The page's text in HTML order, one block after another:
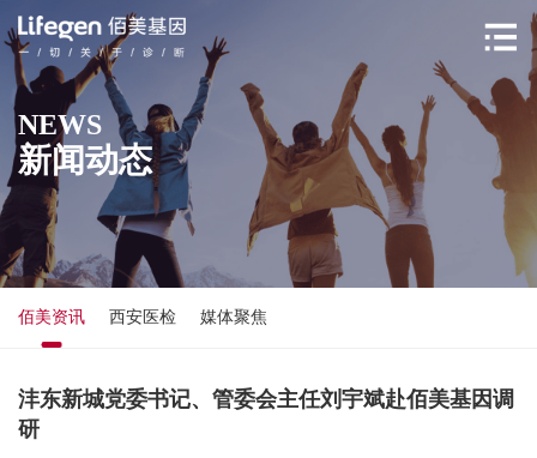
NEWS
新闻动态
佰美资讯 西安医检 媒体聚焦
沣东新城党委书记、管委会主任刘宇斌赴佰美基因调
研